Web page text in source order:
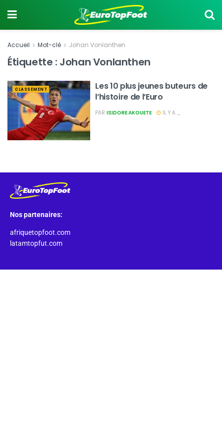
Accueil Mot-clé Johan Vonlanthen
Étiquette : Johan Vonlanthen
CLASSEMENT
Les 10 plus jeunes buteurs de
l’histoire de l’Euro
PAR ISIDORE AKOUETE IL Y A _
Nos partenaires:
afriquetopfoot.com
latamtopfut.com